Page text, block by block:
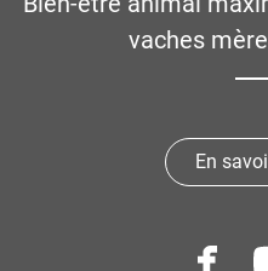
vaches
En